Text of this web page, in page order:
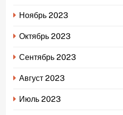
Ноябрь 2023
Октябрь 2023
Сентябрь 2023
Август 2023
Июль 2023